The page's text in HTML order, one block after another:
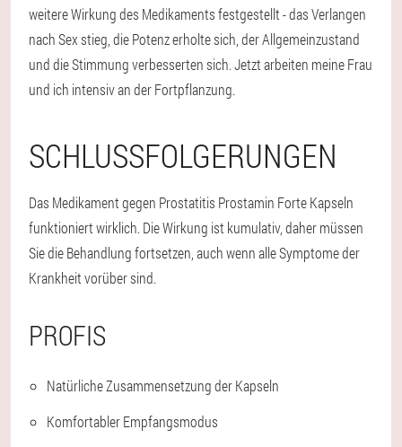
weitere Wirkung des Medikaments festgestellt - das Verlangen
nach Sex stieg, die Potenz erholte sich, der Allgemeinzustand
und die Stimmung verbesserten sich. Jetzt arbeiten meine Frau
und ich intensiv an der Fortpflanzung.
SCHLUSSFOLGERUNGEN
Das Medikament gegen Prostatitis Prostamin Forte Kapseln
funktioniert wirklich. Die Wirkung ist kumulativ, daher müssen
Sie die Behandlung fortsetzen, auch wenn alle Symptome der
Krankheit vorüber sind.
PROFIS
Natürliche Zusammensetzung der Kapseln
Komfortabler Empfangsmodus